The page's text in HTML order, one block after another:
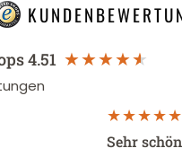
4.51
Sehr